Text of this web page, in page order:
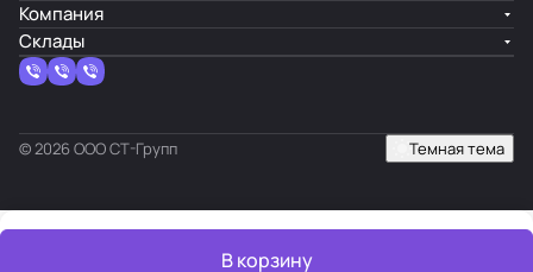
В корзину
Компания
Склады
© 2026 ООО СТ-Групп Темная тема